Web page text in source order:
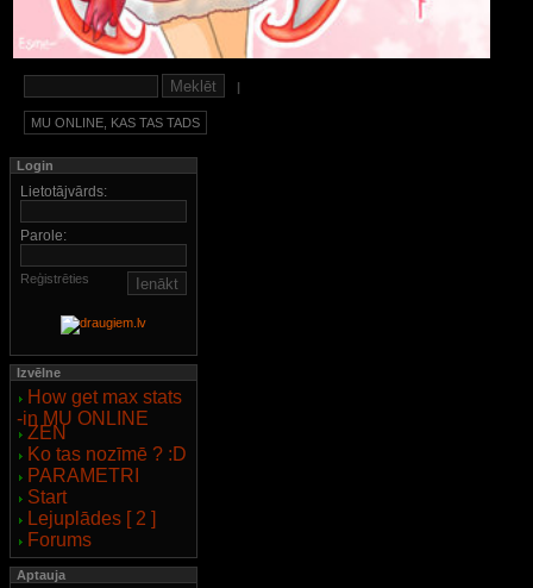
|
MU ONLINE, KAS TAS TADS
Login
Lietotājvārds:
Parole:
Reģistrēties
Izvēlne
How get max stats
-in MU ONLINE
ZEN
Ko tas nozīmē ? :D
PARAMETRI
Start
Lejuplādes [ 2 ]
Forums
Aptauja